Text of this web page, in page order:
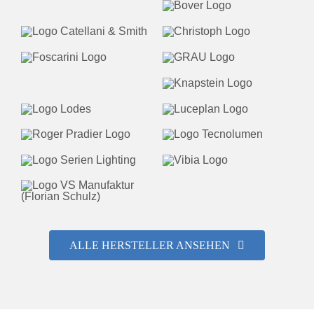
ALLE HERSTELLER ANSEHEN